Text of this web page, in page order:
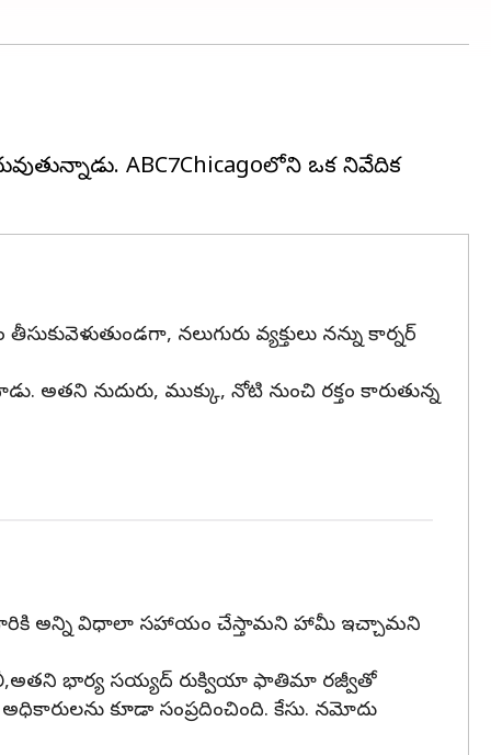
ABC7Chicagoలోని ఒక నివేదిక
నలుగురు వ్యక్తులు నన్ను కార్నర్
అతని నుదురు, ముక్కు, నోటి నుంచి రక్తం కారుతున్న
అన్ని విధాలా సహాయం చేస్తామని హామీ ఇచ్చామని
భార్య సయ్యద్ రుక్వియా ఫాతిమా రజ్వీతో
కూడా సంప్రదించింది. కేసు. నమోదు